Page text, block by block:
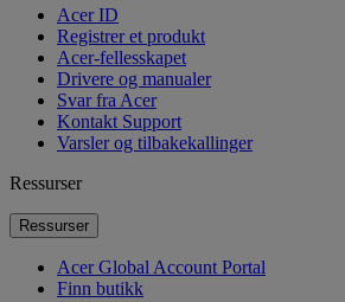
Acer ID
Registrer et produkt
Acer-fellesskapet
Drivere og manualer
Svar fra Acer
Kontakt Support
Varsler og tilbakekallinger
Ressurser
Ressurser
Acer Global Account Portal
Finn butikk